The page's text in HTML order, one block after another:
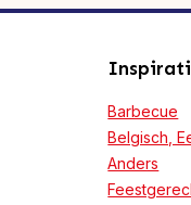
Barbecue
Belgisch,
Anders